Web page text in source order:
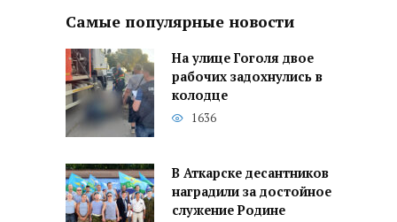
Самые популярные новости
На улице Гоголя двое
рабочих задохнулись в
колодце
1636
В Аткарске десантников
наградили за достойное
служение Родине